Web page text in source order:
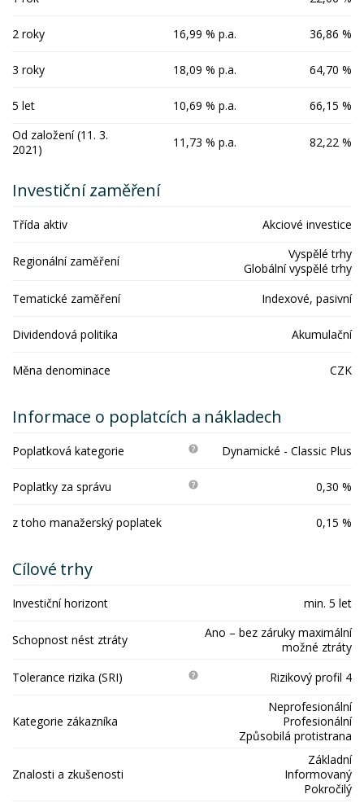
2 roky 16,99 % p.a. 36,86 %
3 roky 18,09 % p.a. 64,70 %
5 let 10,69 % p.a.
66,15 %
Od založení (11. 3.
2021)
11,73 % p.a. 82,22 %
Investiční zaměření
Třída aktiv Akciové investice
Regionální zaměření
Vyspělé trhy
Globální vyspělé trhy
Tematické zaměření
Indexové, pasivní
Dividendová politika Akumulační
Měna denominace CZK
Informace o poplatcích a nákladech
Poplatková kategorie Dynamické - Classic Plus
Poplatky za správu 0,30 %
z toho manažerský poplatek 0,15 %
Cílové trhy
Investiční horizont min. 5 let
Schopnost nést ztráty
Ano – bez záruky maximální
možné ztráty
Tolerance rizika (SRI)
Rizikový profil 4
Kategorie zákazníka
Neprofesionální
Profesionální
Způsobilá protistrana
Znalosti a zkušenosti
Základní
Informovaný
Pokročilý